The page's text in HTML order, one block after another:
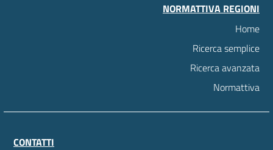
NORMATTIVA REGIONI
Home
Ricerca semplice
Ricerca avanzata
Normattiva
CONTATTI